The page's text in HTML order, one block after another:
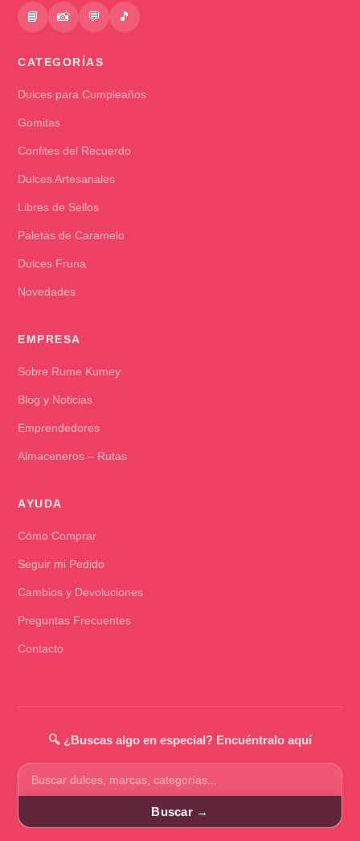
📘 📸 💬 🎵
CATEGORÍAS
Dulces para Cumpleaños
Gomitas
Confites del Recuerdo
Dulces Artesanales
Libres de Sellos
Paletas de Caramelo
Dulces Fruna
Novedades
EMPRESA
Sobre Rume Kumey
Blog y Noticias
Emprendedores
Almaceneros – Rutas
AYUDA
Cómo Comprar
Seguir mi Pedido
Cambios y Devoluciones
Preguntas Frecuentes
Contacto
🔍 ¿Buscas algo en especial? Encuéntralo aquí
Buscar
productos
Buscar →